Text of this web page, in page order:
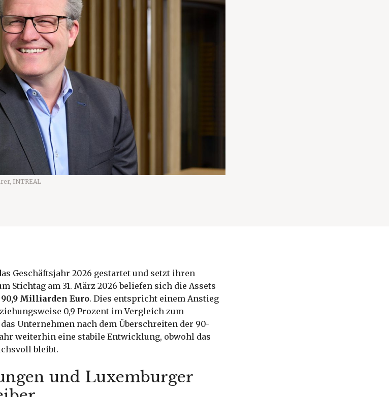
INTREAL
Geschäftsjahr 2026 gestartet und setzt ihren
Stichtag am 31. März 2026 beliefen sich die Assets
90,9 Milliarden Euro. Dies entspricht einem Anstieg
0,9 Prozent im Vergleich zum
Unternehmen nach dem Überschreiten der 90-
weiterhin eine stabile Entwicklung, obwohl das
bleibt.
und Luxemburger